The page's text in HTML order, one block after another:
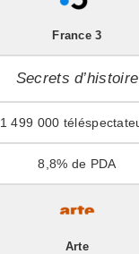
France 3
Secrets d’histoire
1 499 000
8,8%
Arte